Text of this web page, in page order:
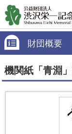
財団概要
機関紙「青淵